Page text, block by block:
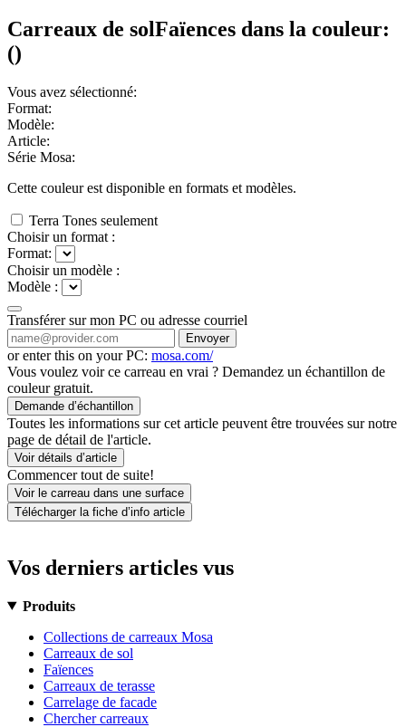
Carreaux de solFaïences dans la couleur:
()
Vous avez sélectionné:
Format:
Modèle:
Article:
Série Mosa:
Cette couleur est disponible en formats et modèles.
Terra Tones seulement
Choisir un format :
Format:
Choisir un modèle :
Modèle :
Transférer sur mon PC ou adresse courriel
Envoyer
or enter this on your PC: mosa.com/
Vous voulez voir ce carreau en vrai ? Demandez un échantillon de
couleur gratuit.
Demande d’échantillon
Toutes les informations sur cet article peuvent être trouvées sur notre
page de détail de l'article.
Voir détails d’article
Commencer tout de suite!
Voir le carreau dans une surface
Télécharger la fiche d’info article
Vos derniers articles vus
Produits
Collections de carreaux Mosa
Carreaux de sol
Faïences
Carreaux de terasse
Carrelage de facade
Chercher carreaux